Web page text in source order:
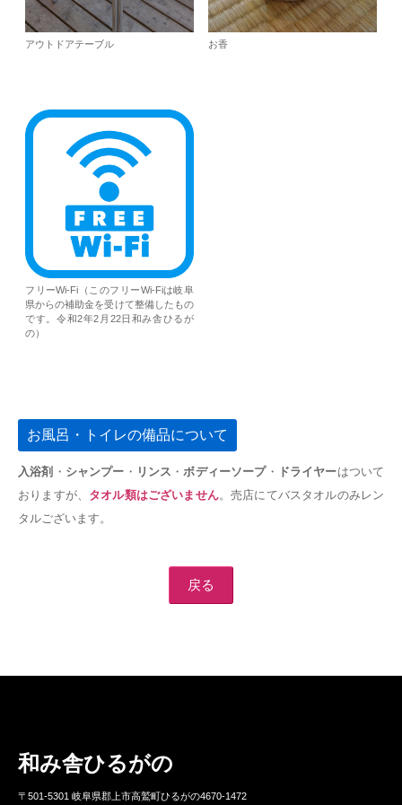
アウトドアテーブル お香
フリーWi-Fi（このフリーWi-Fiは岐阜
県からの補助金を受けて整備したもの
です。令和2年2月22日和み舎ひるが
の）
お風呂・トイレの備品について
入浴剤 ・ シャンプー ・ リンス ・ボディーソープ・ ドライヤーはついて
おりますが、 タオル類はございません。売店にてバスタオルのみレン
タルございます。
戻る
和み舎ひるがの
〒501-5301 岐阜県郡上市高鷲町ひるがの4670-1472